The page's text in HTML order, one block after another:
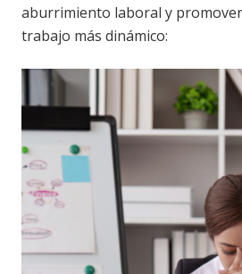
aburrimiento laboral y
trabajo más dinámico: